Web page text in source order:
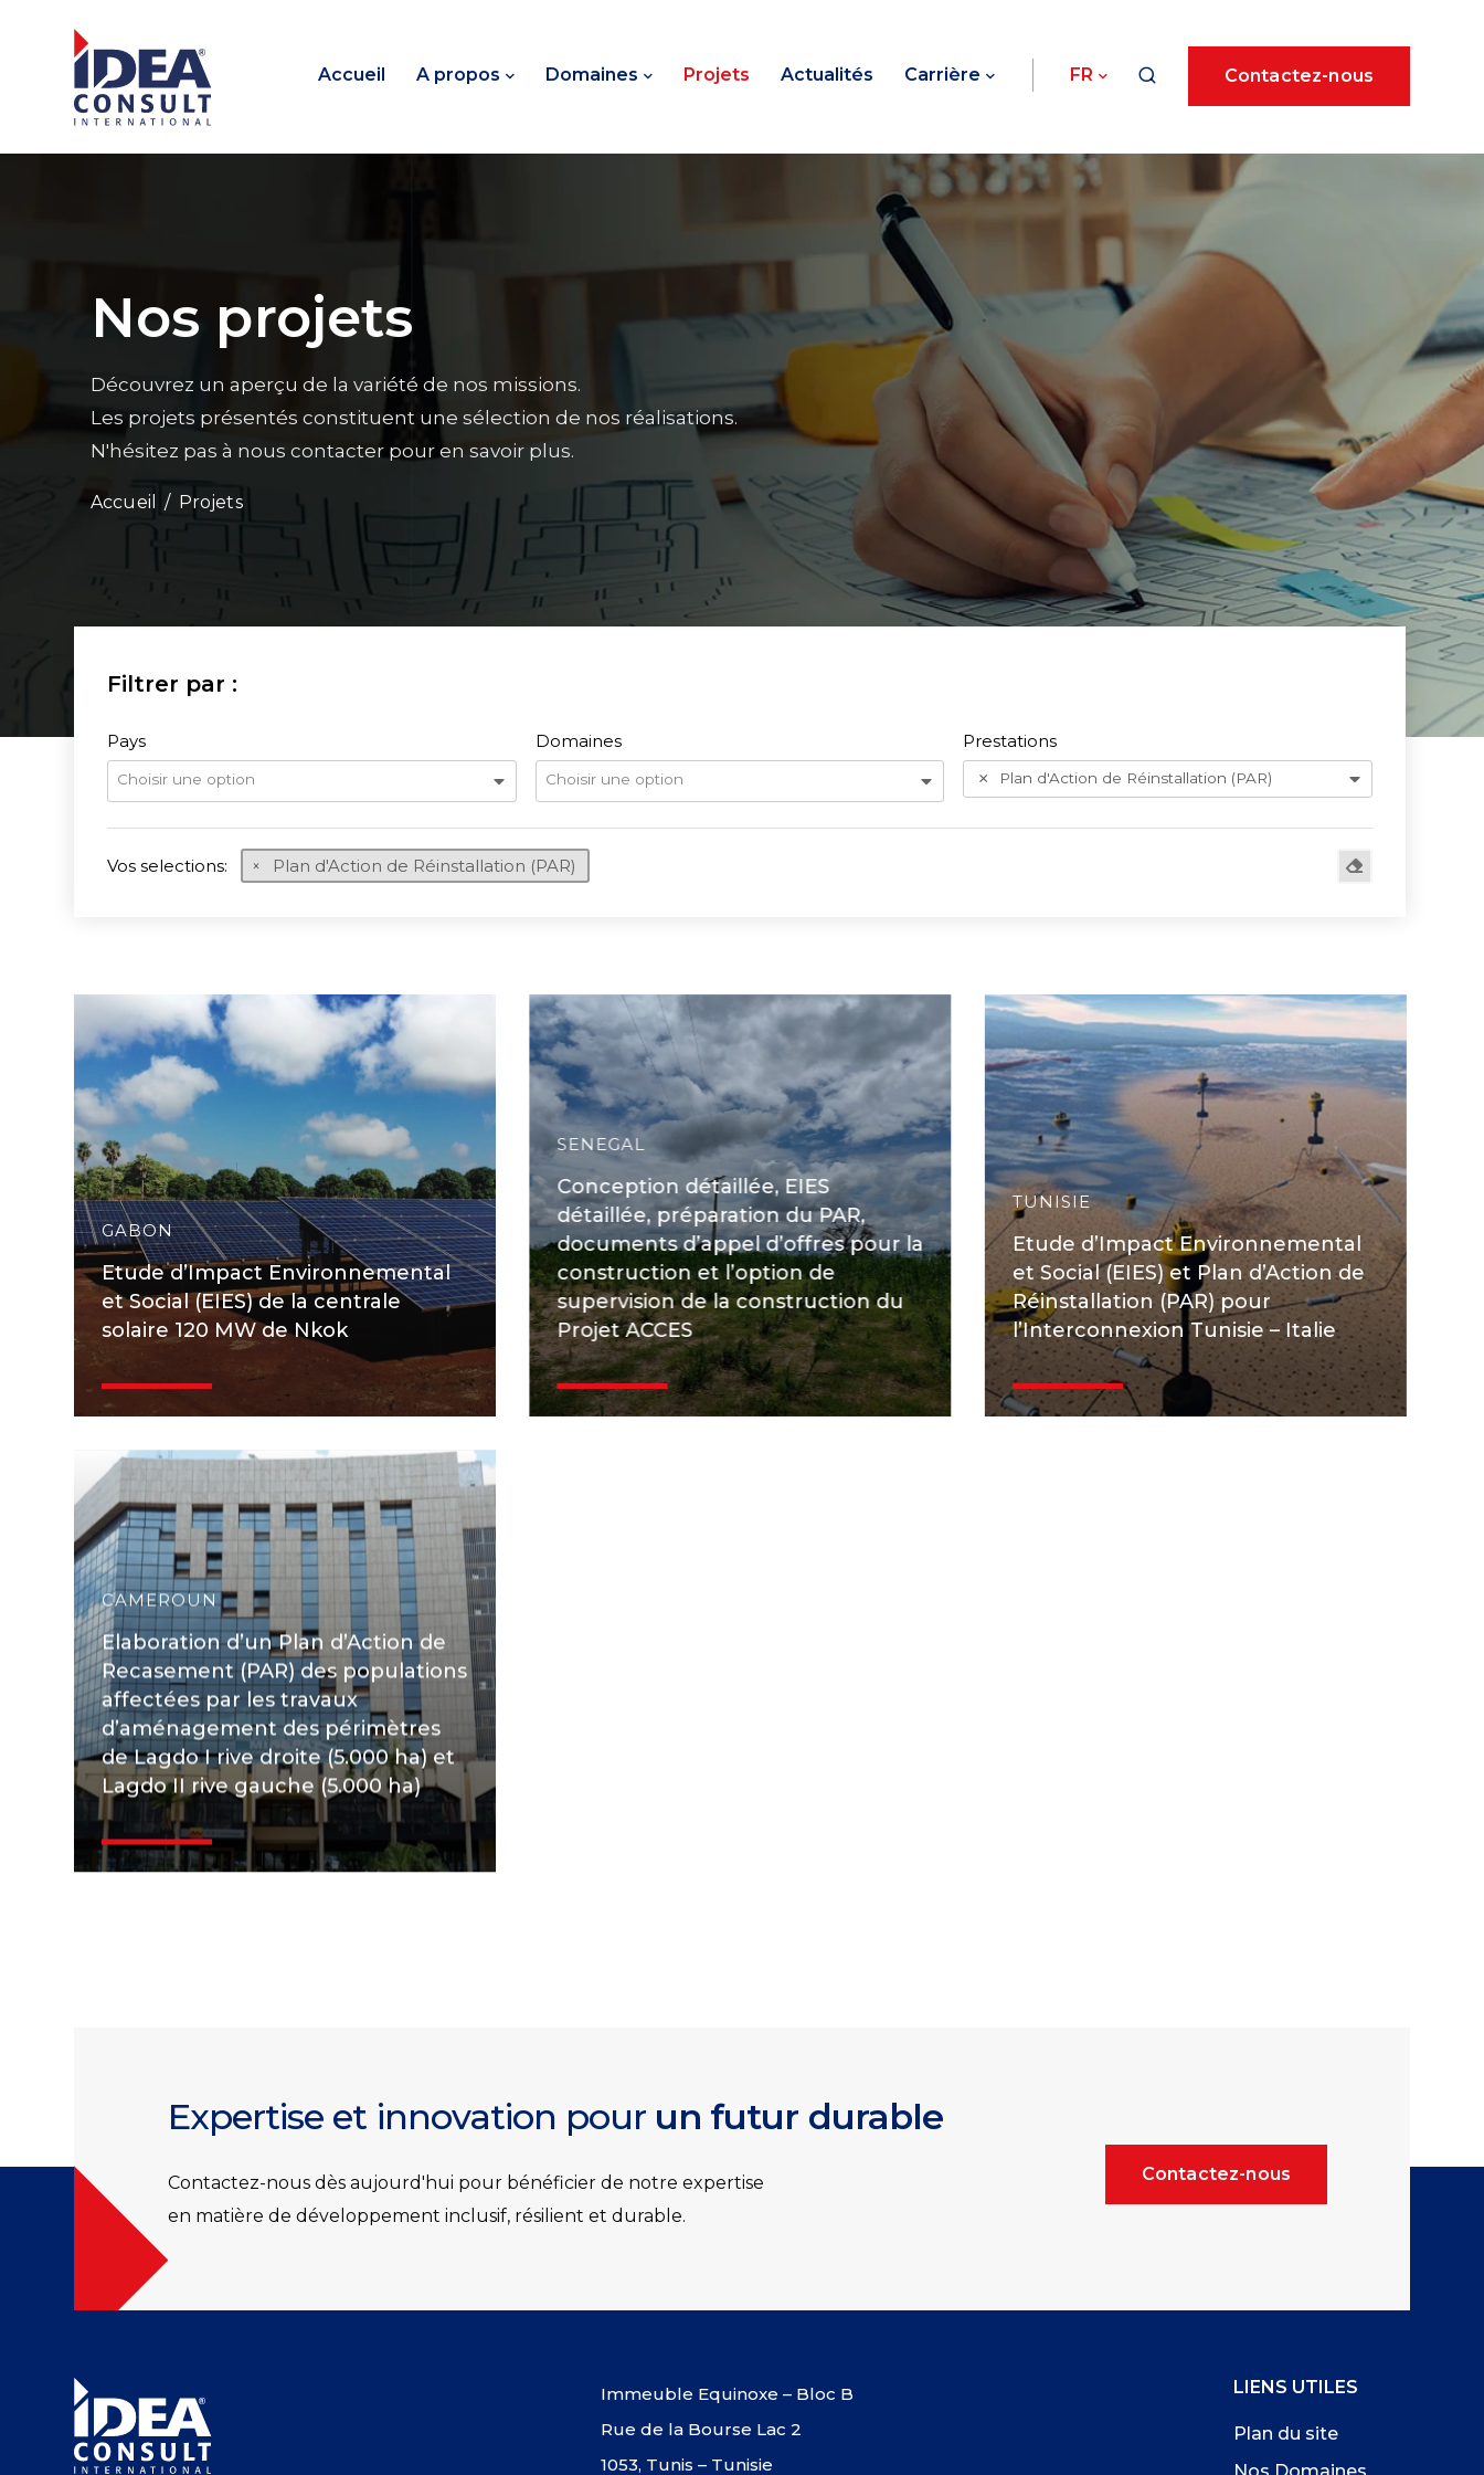
Accueil A propos Domaines Projets Actualités Carrière FR Contactez-nous
Nos projets
Découvrez un aperçu de la variété de nos missions.
Les projets présentés constituent une sélection de nos réalisations.
N'hésitez pas à nous contacter pour en savoir plus.
/ Projets
Pays
Choisir une option
Domaines
Choisir une option
Prestations
Plan d'Action de Réinstallation (PAR)
Vos selections: Plan d'Action de Réinstallation (PAR)
GABON
Etude d’Impact Environnemental
et Social (EIES) de la centrale
solaire 120 MW de Nkok
SENEGAL
Conception détaillée, EIES
détaillée, préparation du PAR,
documents d’appel d’offres pour la
construction et l’option de
supervision de la construction du
Projet ACCES
TUNISIE
Etude d’Impact Environnemental
et Social (EIES) et Plan d’Action de
Réinstallation (PAR) pour
l’Interconnexion Tunisie – Italie
CAMEROUN
Elaboration d’un Plan d’Action de
Recasement (PAR) des populations
affectées par les travaux
d’aménagement des périmètres
de Lagdo I rive droite (5.000 ha) et
Lagdo II rive gauche (5.000 ha)
Expertise et innovation pour un futur durable
Contactez-nous dès aujourd'hui pour bénéficier de notre expertise
en matière de développement inclusif, résilient et durable.
Contactez-nous
Immeuble Equinoxe – Bloc B
Rue de la Bourse Lac 2
1053, Tunis – Tunisie
LIENS UTILES
Plan du site